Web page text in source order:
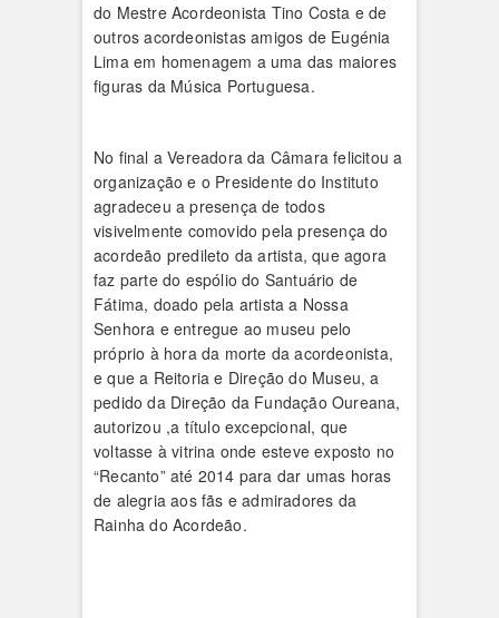
do Mestre Acordeonista Tino Costa e de
outros acordeonistas amigos de Eugénia
Lima em homenagem a uma das maiores
figuras da Música Portuguesa.
No final a Vereadora da Câmara felicitou a
organização e o Presidente do Instituto
agradeceu a presença de todos
visivelmente comovido pela presença do
acordeão predileto da artista, que agora
faz parte do espólio do Santuário de
Fátima, doado pela artista a Nossa
Senhora e entregue ao museu pelo
próprio à hora da morte da acordeonista,
e que a Reitoria e Direção do Museu, a
pedido da Direção da Fundação Oureana,
autorizou ,a título excepcional, que
voltasse à vitrina onde esteve exposto no
“Recanto” até 2014 para dar umas horas
de alegria aos fãs e admiradores da
Rainha do Acordeão.